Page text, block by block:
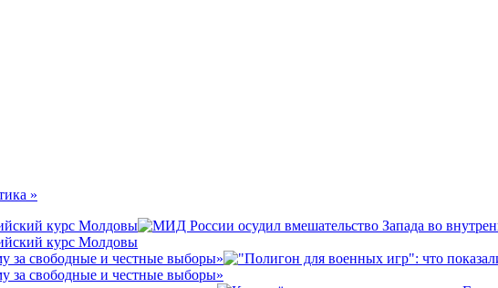
»
курс Молдовы
курс Молдовы
за свободные и честные выборы»
за свободные и честные выборы»